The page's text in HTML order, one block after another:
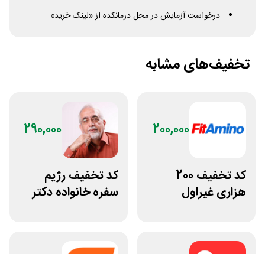
درخواست آزمایش در محل درمانکده از «لینک خرید»
تخفیف‌های مشابه
200,000
کد تخفیف 200
هزاری غیراول
290,000
کد تخفیف رژیم
سفره خانواده دکتر